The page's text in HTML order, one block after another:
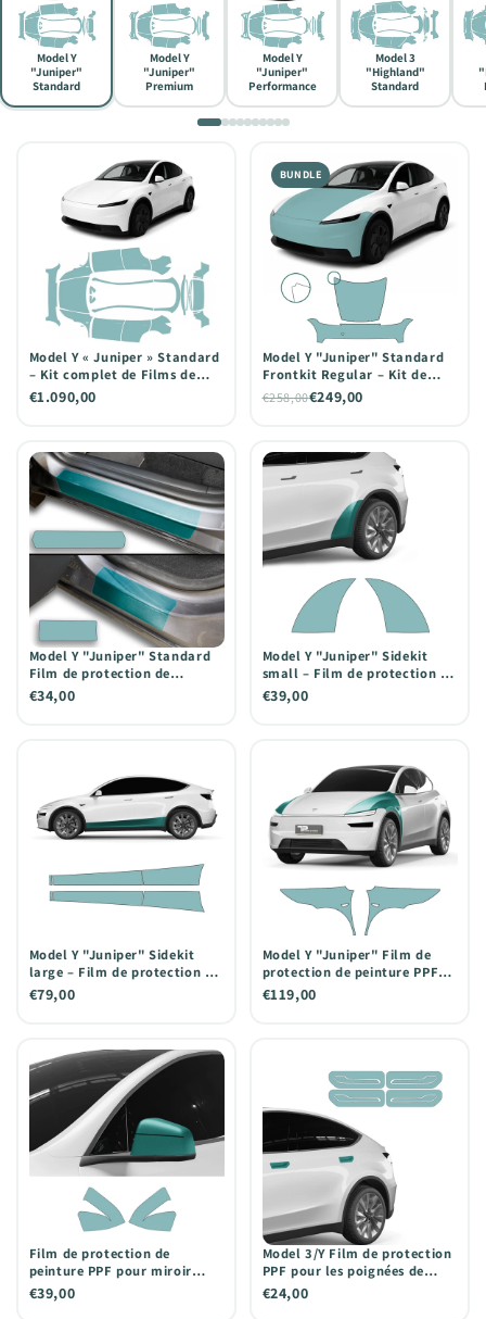
Model Y
"Juniper"
Standard
Model Y
"Juniper"
Premium
Model Y
"Juniper"
Performance
Model 3
"Highland"
Standard
Model Y « Juniper » Standard
– Kit complet de Films de
Protection de Peinture PPF
€1.090,00
BUNDLE
Model Y "Juniper" Standard
Frontkit Regular – Kit de
Films de Protection de
Peinture PPF pour l’avant du
€258,00€249,00
Model Y "Juniper" Standard
Film de protection de
peinture PPF seuils de porte
€34,00
Model Y "Juniper" Sidekit
small – Film de protection de
la peinture PPF pour la zone
de la porte arrière
€39,00
Model Y "Juniper" Sidekit
large – Film de protection de
peinture PPF pour le bas de
la porte
€79,00
Model Y "Juniper" Film de
protection de peinture PPF
pour les ailes
€119,00
Film de protection de
peinture PPF pour miroir
Model Y « Juniper »
€39,00
Model 3/Y Film de protection
PPF pour les poignées de
porte
€24,00